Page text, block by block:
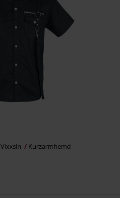
Vixxsin Kurzarmhemd